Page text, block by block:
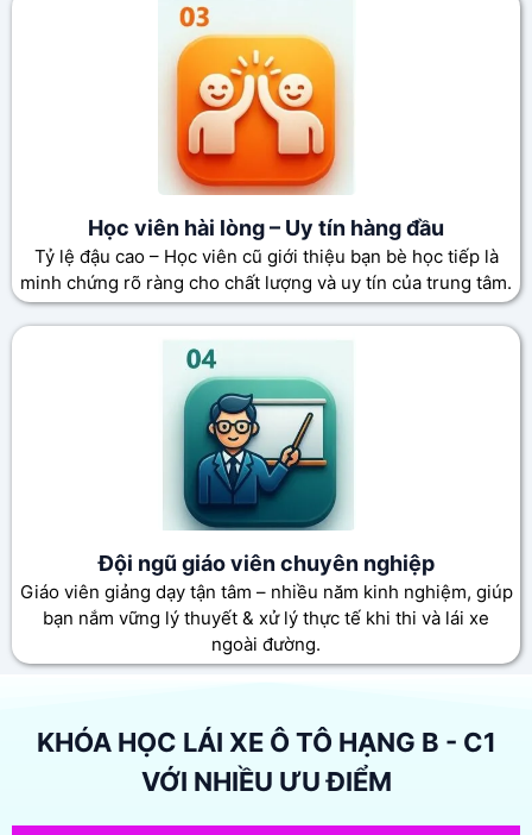
Học viên hài lòng – Uy tín hàng đầu
Tỷ lệ đậu cao – Học viên cũ giới thiệu bạn bè học tiếp là
minh chứng rõ ràng cho chất lượng và uy tín của trung tâm.
Đội ngũ giáo viên chuyên nghiệp
Giáo viên giảng dạy tận tâm – nhiều năm kinh nghiệm, giúp
bạn nắm vững lý thuyết & xử lý thực tế khi thi và lái xe
ngoài đường.
KHÓA HỌC LÁI XE Ô TÔ HẠNG B - C1
VỚI NHIỀU ƯU ĐIỂM